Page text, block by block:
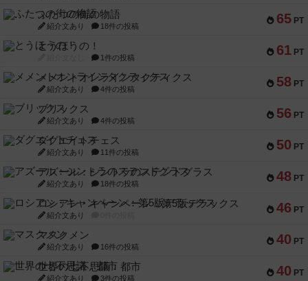
65 PT
ふたつの街の物語
紹介文あり 18件の投稿
61 PT
とうほうの！
1件の投稿
58 PT
メメントオンラインタクティクス
紹介文あり 4件の投稿
56 PT
ブリックス
紹介文あり 4件の投稿
50 PT
ダグエイトチェス
紹介文あり 11件の投稿
48 PT
アズール：シントラのステンドグラス
紹介文あり 18件の投稿
46 PT
ロシアン・キャンペーン：第5版デラックス
紹介文あり
40 PT
マスクメン
紹介文あり 16件の投稿
40 PT
世界の七不思議：都市
紹介文あり 3件の投稿